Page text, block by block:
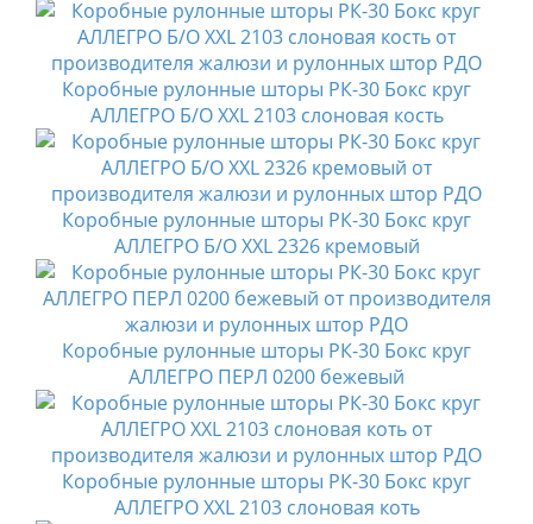
Коробные рулонные шторы РК-30 Бокс круг
АЛЛЕГРО Б/О XXL 2103 слоновая кость
Коробные рулонные шторы РК-30 Бокс круг
АЛЛЕГРО Б/О XXL 2326 кремовый
Коробные рулонные шторы РК-30 Бокс круг
АЛЛЕГРО ПЕРЛ 0200 бежевый
Коробные рулонные шторы РК-30 Бокс круг
АЛЛЕГРО XXL 2103 слоновая коть